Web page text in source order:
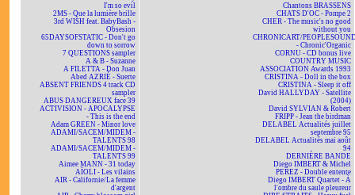
I'm so evil
2MS - Que la lumière brille
3rd WISH feat. BabyBash -
Obsesion
65DAYSOFSTATIC - Don't go
down to sorrow
7 QUESTIONS sampler
A & B - Suzanne
A FILETTA - Don Juan
Abed AZRIÉ - Suerte
ABSENT FRIENDS 4 track CD
sampler
ABUS DANGEREUX face 39
ACTIVISION - APOCALYPSE
- This is the end
Adam GREEN - Minor love
ADAMI/SACEM/MIDEM -
TALENTS 98
ADAMI/SACEM/MIDEM -
TALENTS 99
Aimee MANN - 31 today
AÏOLI - Les vilains
AIR - Californie/La femme
d'argent
Chantons BRASSENS
CHATS D'OC - Pompe 2
CHER - The music's no good
without you
CHRONICART/
- Chronic'Organic
CORNU - CD bonus live
COUNTRY MUSIC
ASSOCIATION Awards 1993
CRISTINA - Doll in the box
CRISTINA - Sleep it off
David HALLYDAY - Satellite
(2004)
David SYLVIAN & Robert
FRIPP - Jean the birdman
DELABEL Actualités juillet
septembre 95
DELABEL Actualités mai août
94
DERNIÈRE BANDE
Diego IMBERT & Michel
PEREZ - Double entente
Diego IMBERT Quartet - À
l'ombre du saule pleureur